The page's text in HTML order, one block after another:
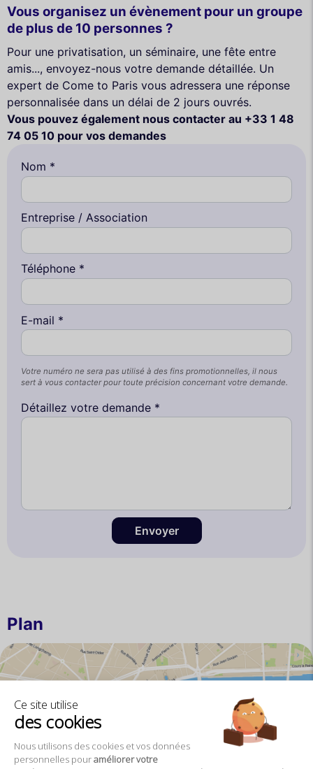
Ce site utilise
des cookies
Nous utilisons des cookies et vos données
personnelles pouraméliorer votre
Vous organisez un évènement pour un groupe
de plus de 10 personnes ?
Pour une privatisation, un séminaire, une fête entre
amis..., envoyez-nous votre demande détaillée. Un
expert de Come to Paris vous adressera une réponse
personnalisée dans un délai de 2 jours ouvrés.
Vous pouvez également nous contacter au +33 1 48
74 05 10 pour vos demandes
Nom *
Entreprise / Association
Téléphone *
E-mail *
Votre numéro ne sera pas utilisé à des fins promotionnelles, il nous
sert à vous contacter pour toute précision concernant votre demande.
Détaillez votre demande *
Envoyer
Plan
Agrandir la carte